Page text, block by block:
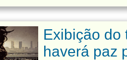
Exibição do
haverá paz